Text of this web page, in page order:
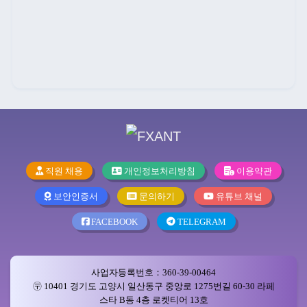
직원 채용 개인정보처리방침 이용약관
보안인증서 문의하기 유튜브 채널
FACEBOOK TELEGRAM
사업자등록번호：360-39-00464
〶 10401 경기도 고양시 일산동구 중앙로 1275번길 60-30 라페
스타 B동 4층 로켓티어 13호